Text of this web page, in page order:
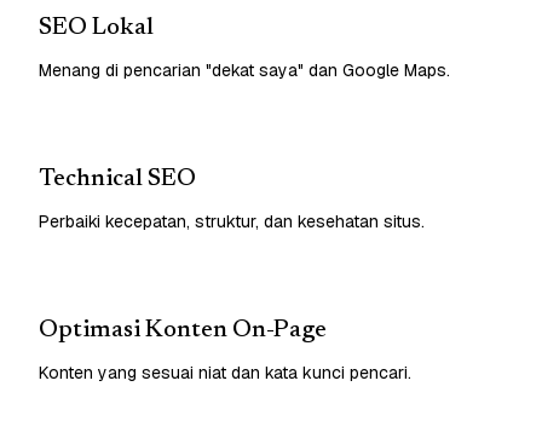
SEO Lokal
Menang di pencarian "dekat saya" dan Google Maps.
Technical SEO
Perbaiki kecepatan, struktur, dan kesehatan situs.
Optimasi Konten On-Page
Konten yang sesuai niat dan kata kunci pencari.